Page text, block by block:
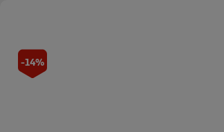
-14%